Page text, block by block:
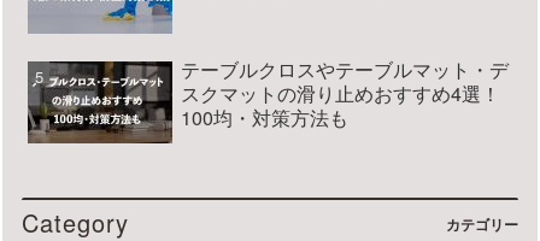
テーブルクロスやテーブルマット・デ
スクマットの滑り止めおすすめ4選！
100均・対策方法も
Category カテゴリー